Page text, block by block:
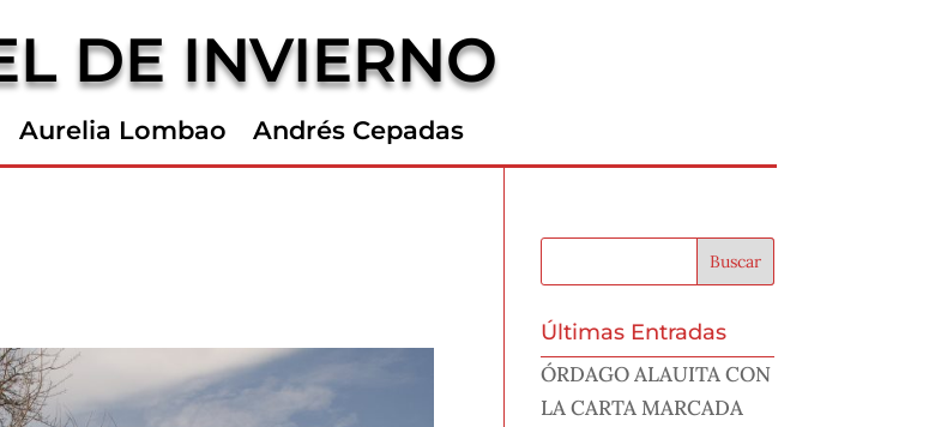
DE INVIERNO
Aurelia Lombao Andrés Cepadas
Últimas Entradas
ÓRDAGO ALAUITA CON
LA CARTA MARCADA